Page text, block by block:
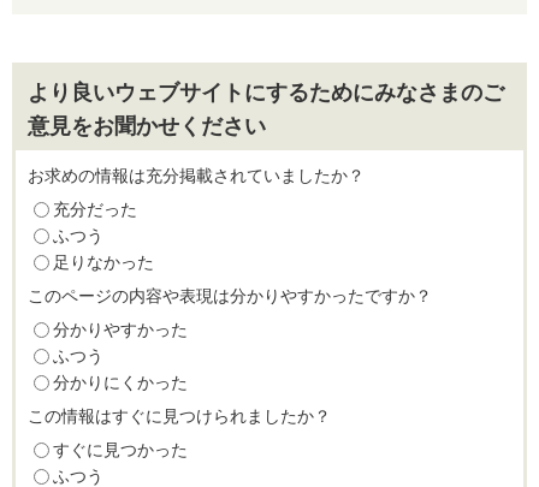
より良いウェブサイトにするためにみなさまのご
意見をお聞かせください
お求めの情報は充分掲載されていましたか？
充分だった
ふつう
足りなかった
このページの内容や表現は分かりやすかったですか？
分かりやすかった
ふつう
分かりにくかった
この情報はすぐに見つけられましたか？
すぐに見つかった
ふつう